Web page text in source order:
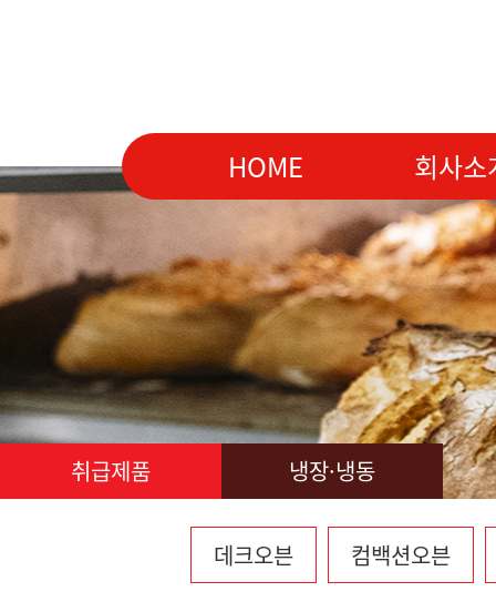
HOME 회사소
취급제품 냉장·냉동
데크오븐 컴백션오븐